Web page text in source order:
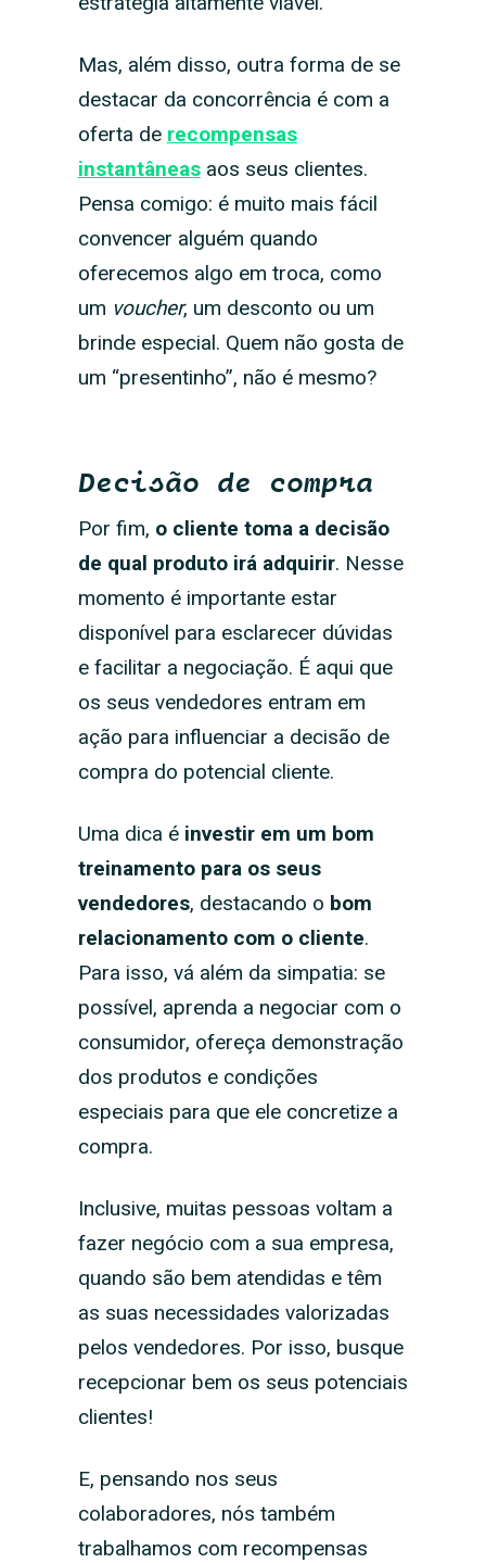
Mas, além disso, outra forma de se
destacar da concorrência é com a
oferta de recompensas
instantâneasaos seus clientes.
Pensa comigo: é muito mais fácil
convencer alguém quando
oferecemos algo em troca, como
um voucher, um desconto ou um
brinde especial. Quem não gosta de
um “presentinho”, não é mesmo?
Decisão de compra
Por fim, o cliente toma a decisão
de qual produto irá adquirir. Nesse
momento é importante estar
disponível para esclarecer dúvidas
e facilitar a negociação. É aqui que
os seus vendedores entram em
ação para influenciar a decisão de
compra do potencial cliente.
Uma dica é investir em um bom
treinamento para os seus
vendedores, destacando o bom
relacionamento com o cliente.
Para isso, vá além da simpatia: se
possível, aprenda a negociar com o
consumidor, ofereça demonstração
dos produtos e condições
especiais para que ele concretize a
compra.
Inclusive, muitas pessoas voltam a
fazer negócio com a sua empresa,
quando são bem atendidas e têm
as suas necessidades valorizadas
pelos vendedores. Por isso, busque
recepcionar bem os seus potenciais
clientes!
E, pensando nos seus
colaboradores, nós também
trabalhamos com recompensas